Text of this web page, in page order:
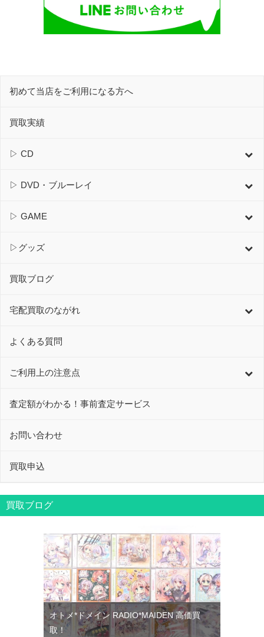
初めて当店をご利用になる方へ
買取実績
▷ CD
▷ DVD・ブルーレイ
▷ GAME
▷グッズ
買取ブログ
宅配買取のながれ
よくある質問
ご利用上の注意点
査定額がわかる！事前査定サービス
お問い合わせ
買取申込
買取ブログ
オトメ*ドメイン RADIO*MAIDEN 高価買
取！